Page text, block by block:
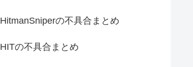
HitmanSniperの不具合まとめ
HITの不具合まとめ